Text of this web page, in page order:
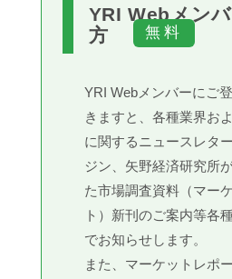
YRI Webメン
方
YRI Webメンバーにご
きますと、各種業界お
に関するニュースレタ
ジン、矢野経済研究所
た市場調査資料（マー
ト）新刊のご案内等各
でお知らせします。
また、マーケットレポ